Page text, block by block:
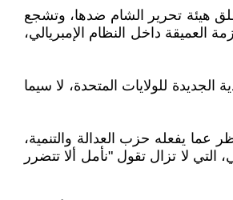
هيئة تحرير الشام ضدها، وتشجع
العميقة داخل النظام الإمبريالي،
للولايات المتحدة، لا سيما
يفعله حزب العدالة والتنمية،
لا تزال تقول "نأمل ألا تتضرر